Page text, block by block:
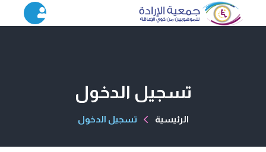
تسجيل الدخول
الرئيسية تسجيل الدخول